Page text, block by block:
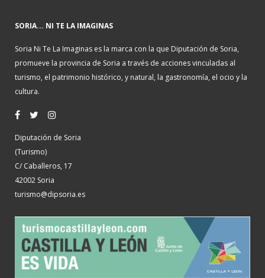
SORIA... NI TE LA IMAGINAS
Soria Ni Te La Imaginas es la marca con la que Diputación de Soria,
promueve la provincia de Soria a través de acciones vinculadas al
turismo, el patrimonio histórico, y natural, la gastronomía, el ocio y la
cultura.
Diputación de Soria
(Turismo)
C/ Caballeros, 17
42002 Soria
turismo@dipsoria.es